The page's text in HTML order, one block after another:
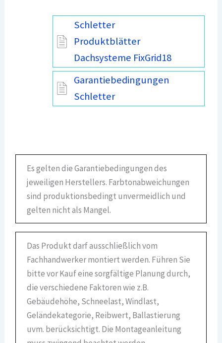
Schletter
Produktblätter
Dachsysteme FixGrid18
Garantiebedingungen
Schletter
Es gelten die Garantiebedingungen des
jeweiligen Herstellers. Farbtonabweichungen
sind produktionsbedingt unvermeidlich und
gelten nicht als Mangel.
Das Produkt darf ausschließlich vom
Fachhandwerker montiert werden. Führen Sie
bitte vor Kauf eine sorgfältige Planung durch,
die verschiedene Faktoren wie z.B.
Gebäudehöhe, Schneelast, Windlast,
Geländekategorie, Reibwert, Ballastierung
uvm. berücksichtigt. Die Montageanleitung